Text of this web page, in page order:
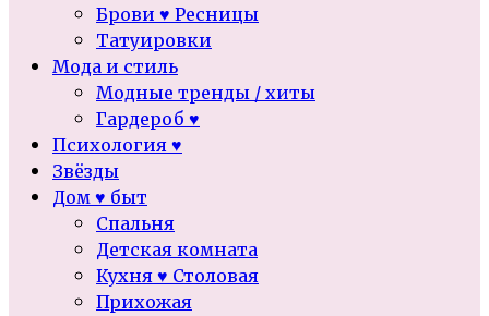
Брови ♥ Ресницы
Татуировки
Мода и стиль
Модные тренды / хиты
Гардероб ♥
Психология ♥
Звёзды
Дом ♥ быт
Спальня
Детская комната
Кухня ♥ Столовая
Прихожая